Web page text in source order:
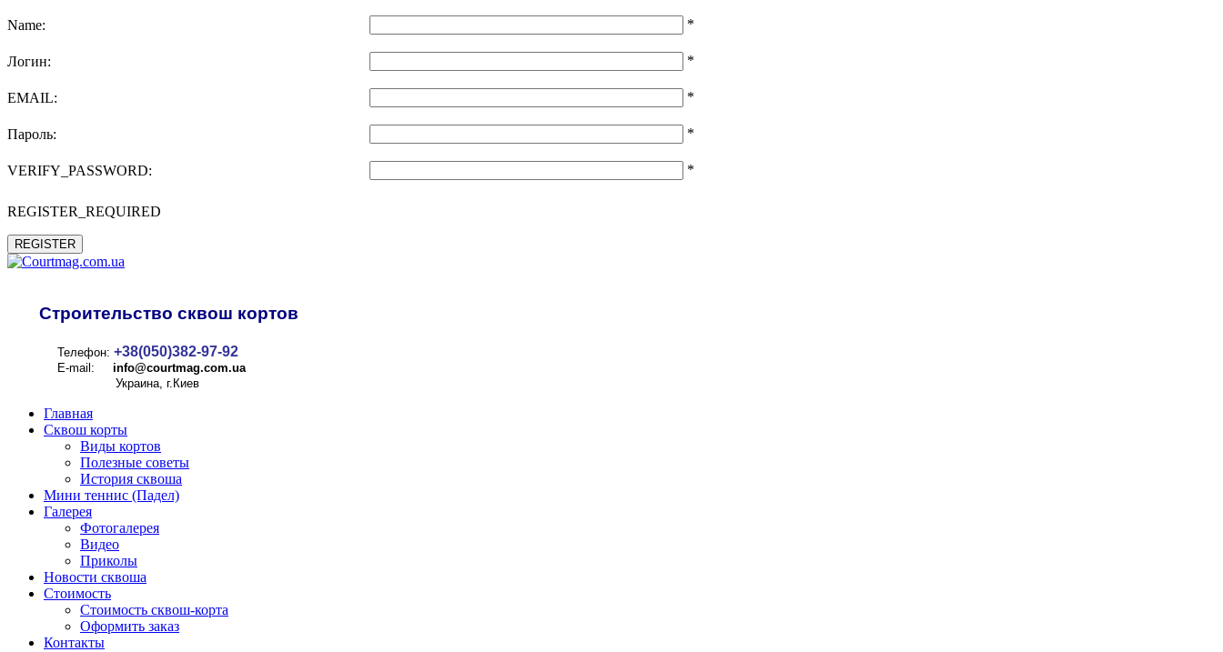
Name: *
Логин: *
EMAIL: *
Пароль: *
VERIFY_PASSWORD: *
REGISTER_REQUIRED
REGISTER
Строительство сквош кортов
Телефон: +38(050)382-97-92
E-mail: info@courtmag.com.ua
Украина, г.Киев
Главная
Сквош корты
Виды кортов
Полезные советы
История сквоша
Мини теннис (Падел)
Галерея
Фотогалерея
Видео
Приколы
Новости сквоша
Стоимость
Стоимость сквош-корта
Оформить заказ
Контакты